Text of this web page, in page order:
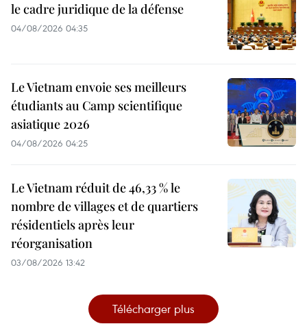
le cadre juridique de la défense
04/08/2026 04:35
Le Vietnam envoie ses meilleurs
étudiants au Camp scientifique
asiatique 2026
04/08/2026 04:25
Le Vietnam réduit de 46,33 % le
nombre de villages et de quartiers
résidentiels après leur
réorganisation
03/08/2026 13:42
Télécharger plus